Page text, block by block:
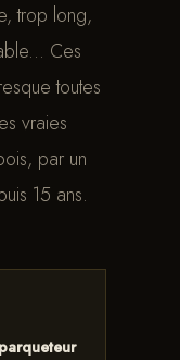
trop long,
Ces
toutes
vraies
par un
15 ans.